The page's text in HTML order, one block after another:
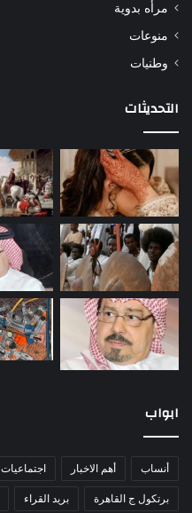
مرأه بدوية
منوعات
وطنيات
التحديثات
ابواب
أنساب أهم الاخبار اجتماعيات
برتكول ج القاهرة بريد القراء